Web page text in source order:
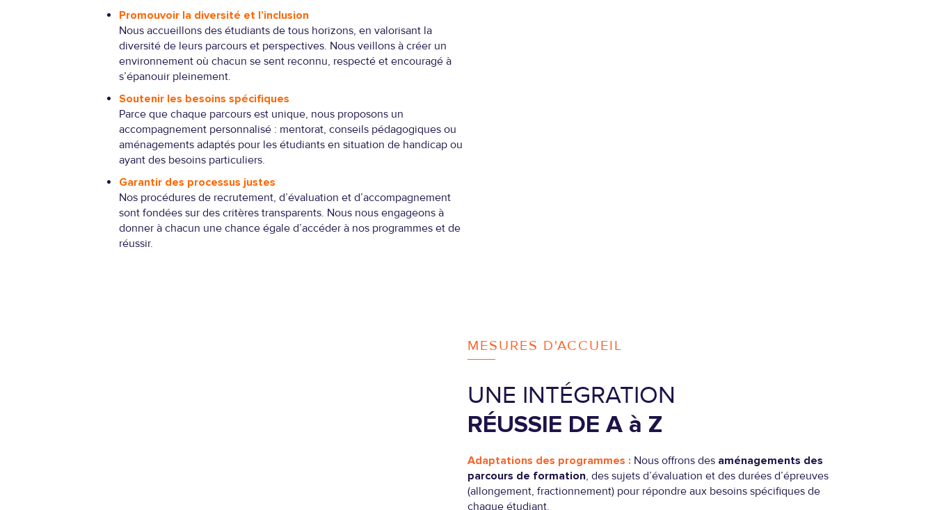
Promouvoir la diversité et l’inclusion
Nous accueillons des étudiants de tous horizons, en valorisant la
diversité de leurs parcours et perspectives. Nous veillons à créer un
environnement où chacun se sent reconnu, respecté et encouragé à
s’épanouir pleinement.
Soutenir les besoins spécifiques
Parce que chaque parcours est unique, nous proposons un
accompagnement personnalisé : mentorat, conseils pédagogiques ou
aménagements adaptés pour les étudiants en situation de handicap ou
ayant des besoins particuliers.
Garantir des processus justes
Nos procédures de recrutement, d’évaluation et d’accompagnement
sont fondées sur des critères transparents. Nous nous engageons à
donner à chacun une chance égale d’accéder à nos programmes et de
réussir.
MESURES D'ACCUEIL
UNE INTÉGRATION
RÉUSSIE DE A à Z
Adaptations des programmes : Nous offrons des aménagements des
parcours de formation, des sujets d’évaluation et des durées d’épreuves
(allongement, fractionnement) pour répondre aux besoins spécifiques de
chaque étudiant.